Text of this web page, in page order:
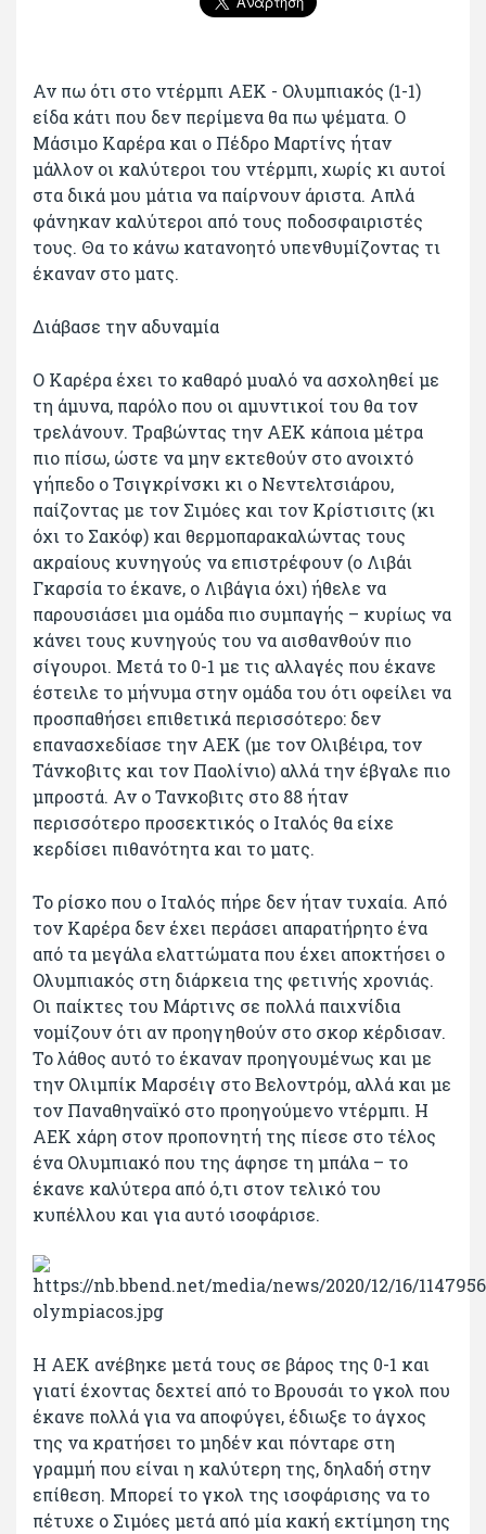
Αν πω ότι στο ντέρμπι ΑΕΚ - Ολυμπιακός (1-1)
είδα κάτι που δεν περίμενα θα πω ψέματα. Ο
Μάσιμο Καρέρα και ο Πέδρο Μαρτίνς ήταν
μάλλον οι καλύτεροι του ντέρμπι, χωρίς κι αυτοί
στα δικά μου μάτια να παίρνουν άριστα. Απλά
φάνηκαν καλύτεροι από τους ποδοσφαιριστές
τους. Θα το κάνω κατανοητό υπενθυμίζοντας τι
έκαναν στο ματς.
Διάβασε την αδυναμία
Ο Καρέρα έχει το καθαρό μυαλό να ασχοληθεί με
τη άμυνα, παρόλο που οι αμυντικοί του θα τον
τρελάνουν. Τραβώντας την ΑΕΚ κάποια μέτρα
πιο πίσω, ώστε να μην εκτεθούν στο ανοιχτό
γήπεδο ο Τσιγκρίνσκι κι ο Νεντελτσιάρου,
παίζοντας με τον Σιμόες και τον Κρίστισιτς (κι
όχι το Σακόφ) και θερμοπαρακαλώντας τους
ακραίους κυνηγούς να επιστρέφουν (ο Λιβάι
Γκαρσία το έκανε, ο Λιβάγια όχι) ήθελε να
παρουσιάσει μια ομάδα πιο συμπαγής – κυρίως να
κάνει τους κυνηγούς του να αισθανθούν πιο
σίγουροι. Μετά το 0-1 με τις αλλαγές που έκανε
έστειλε το μήνυμα στην ομάδα του ότι οφείλει να
προσπαθήσει επιθετικά περισσότερο: δεν
επανασχεδίασε την ΑΕΚ (με τον Ολιβέιρα, τον
Τάνκοβιτς και τον Παολίνιο) αλλά την έβγαλε πιο
μπροστά. Αν ο Τανκοβιτς στο 88 ήταν
περισσότερο προσεκτικός ο Ιταλός θα είχε
κερδίσει πιθανότητα και το ματς.
Το ρίσκο που ο Ιταλός πήρε δεν ήταν τυχαία. Από
τον Καρέρα δεν έχει περάσει απαρατήρητο ένα
από τα μεγάλα ελαττώματα που έχει αποκτήσει ο
Ολυμπιακός στη διάρκεια της φετινής χρονιάς.
Οι παίκτες του Μάρτινς σε πολλά παιχνίδια
νομίζουν ότι αν προηγηθούν στο σκορ κέρδισαν.
Το λάθος αυτό το έκαναν προηγουμένως και με
την Ολιμπίκ Μαρσέιγ στο Βελοντρόμ, αλλά και με
τον Παναθηναϊκό στο προηγούμενο ντέρμπι. Η
ΑΕΚ χάρη στον προπονητή της πίεσε στο τέλος
ένα Ολυμπιακό που της άφησε τη μπάλα – το
έκανε καλύτερα από ό,τι στον τελικό του
κυπέλλου και για αυτό ισοφάρισε.
Η ΑΕΚ ανέβηκε μετά τους σε βάρος της 0-1 και
γιατί έχοντας δεχτεί από το Βρουσάι το γκολ που
έκανε πολλά για να αποφύγει, έδιωξε το άγχος
της να κρατήσει το μηδέν και πόνταρε στη
γραμμή που είναι η καλύτερη της, δηλαδή στην
επίθεση. Μπορεί το γκολ της ισοφάρισης να το
πέτυχε ο Σιμόες μετά από μία κακή εκτίμηση της